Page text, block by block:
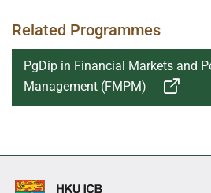
Related Programmes
PgDip in Financial Markets and
Management (FMPM)